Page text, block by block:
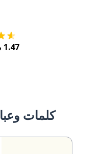
1.47 مليون تقييم
كلمات